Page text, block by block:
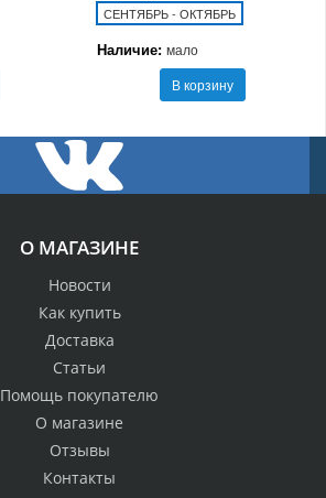
СЕНТЯБРЬ - ОКТЯБРЬ
Наличие: мало
В корзину
О МАГАЗИНЕ
Новости
Как купить
Доставка
Статьи
Помощь покупателю
О магазине
Отзывы
Контакты